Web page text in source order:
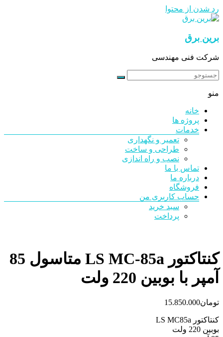
رد شدن از محتوا
برین برق
شرکت فنی مهندسی
منو
خانه
پروژه ها
خدمات
تعمیر و نگهداری
طراحی و ساخت
نصب و راه اندازی
تماس با ما
درباره ما
فروشگاه
حساب کاربری من
سبد خرید
پرداخت
کنتاکتور LS MC-85a متاسول 85
آمپر با بوبین 220 ولت
تومان15.850.000
کنتاکتور LS MC85a
بوبین 220 ولت